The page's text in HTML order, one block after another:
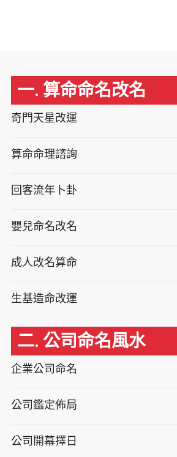
一. 算命命名改名
奇門天星改運
算命命理諮詢
回客流年卜卦
嬰兒命名改名
成人改名算命
生基造命改運
二. 公司命名風水
企業公司命名
公司鑑定佈局
公司開幕擇日